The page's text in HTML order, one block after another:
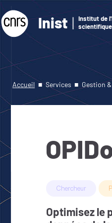
Inist
Institut de
Accueil Services Gestion
Chercheur
Optimisez le